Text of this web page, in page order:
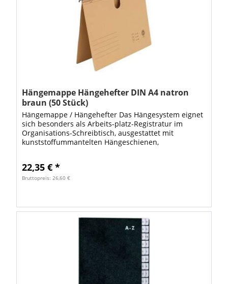
Hängemappe Hängehefter DIN A4 natron
braun (50 Stück)
Hängemappe / Hängehefter Das Hängesystem eignet
sich besonders als Arbeits-platz-Registratur im
Organisations-Schreibtisch, ausgestattet mit
kunststoffummantelten Hängeschienen,
22,35 € *
Bruttopreis: 26,60 €